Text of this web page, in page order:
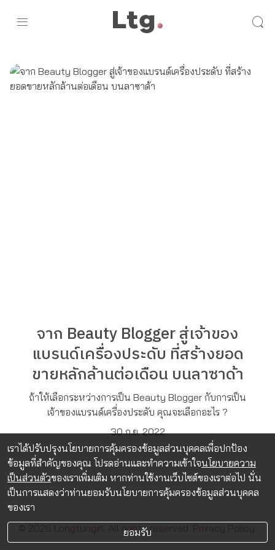
จาก Beauty Blogger สู่เจ้าของ
แบรนด์เครื่องประดับ ที่สร้างยอด
ขายหลักล้านต่อเดือน บนลาซาด้า
ถ้าให้เลือกระหว่างการเป็น Beauty Blogger กับการเป็น
เจ้าของแบรนด์เครื่องประดับ คุณจะเลือกอะไร ?
30 ก.ย. 2022
© 2026 Longtungirl. All rights reserved. Privacy Policy.
เราได้ปรับปรุงนโยบายการคุ้มครองข้อมูลส่วนบุคคลเพื่อปกป้อง
ข้อมูลที่สำคัญของคุณ โปรดอ่านและทำความเข้าใจนโยบายความ
เป็นส่วนตัวของเราเพิ่มเติม หากท่านใช้งานเว็บไซต์ของเราต่อไป นั่น
เป็นการแสดงว่าท่านยอมรับนโยบายการคุ้มครองข้อมูลส่วนบุคคล
ของเรา
ยอมรับ